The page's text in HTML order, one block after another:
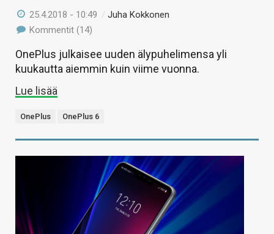
25.4.2018 - 10:49 /Juha Kokkonen
Kommentit (14)
OnePlus julkaisee uuden älypuhelimensa yli
kuukautta aiemmin kuin viime vuonna.
Lue lisää
OnePlus OnePlus 6